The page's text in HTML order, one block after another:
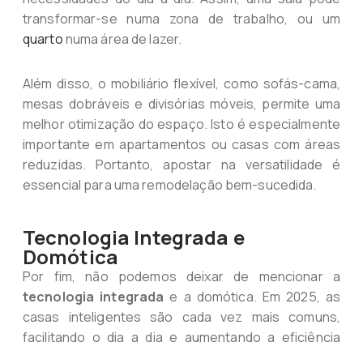
transformar-se numa zona de trabalho, ou um
quartonuma área de lazer.
Além disso, o mobiliário flexível, como sofás-cama,
mesas dobráveis e divisórias móveis, permite uma
melhor otimização do espaço. Isto é especialmente
importante em apartamentos ou casas com áreas
reduzidas. Portanto, apostar na versatilidade é
essencial para uma remodelação bem-sucedida.
Tecnologia Integrada e
Domótica
Por fim, não podemos deixar de mencionar a
tecnologia integrada e a domótica. Em 2025, as
casas inteligentes são cada vez mais comuns,
facilitando o dia a dia e aumentando a eficiência